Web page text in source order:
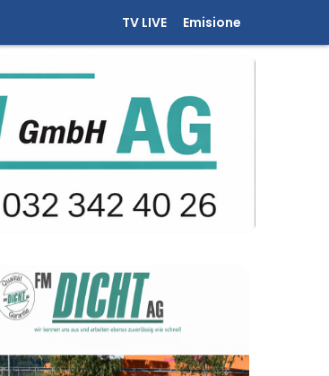
TV LIVE Emisione